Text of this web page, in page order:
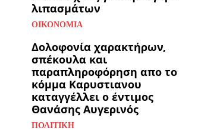
λιπασμάτων
ΟΙΚΟΝΟΜΊΑ
Δολοφονία χαρακτήρων,
σπέκουλα και
παραπληροφόρηση απο το
κόμμα Καρυστιανου
καταγγέλλει ο έντιμος
Θανάσης Αυγερινός
ΠΟΛΙΤΙΚΉ